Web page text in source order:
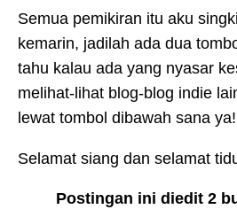
Semua pemikiran itu aku
kemarin, jadilah ada dua
tahu kalau ada yang nyasar
melihat-lihat blog-blog indie
lewat tombol dibawah sana ya!
Selamat siang dan selamat
Postingan ini diedit 2